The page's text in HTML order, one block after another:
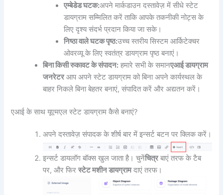
एम्बेडेड घटक:अपने मार्कडाउन दस्तावेज़ में सीधे स्टेट
डायग्राम सम्मिलित करें ताकि आपके तकनीकी नोट्स के
लिए दृश्य संदर्भ प्रदान किया जा सके।
निष्ठा वाले घटक पृष्ठ:उच्च स्तरीय सिस्टम आर्किटेक्चर
ओवरव्यू के लिए स्वतंत्र डायग्राम पृष्ठ बनाएं।
बिना किसी रुकावट के संपादन: हमारे सभी के समानएआई डायग्राम
जनरेटरआप अपने स्टेट डायग्राम को बिना अपने कार्यस्थल के
बाहर निकले बिना बेहतर बनाएं, संपादित करें और अद्यतन करें।
एआई के साथ यूएमएल स्टेट डायग्राम कैसे बनाएं?
अपने दस्तावेज़ संपादक के शीर्ष बार में इन्सर्ट बटन पर क्लिक करें।
इन्सर्ट डायलॉग बॉक्स खुल जाता है। चुनेंचित्रबाएं तरफ के टैब
पर, और फिरस्टेट मशीन डायग्रामदाएं तरफ।